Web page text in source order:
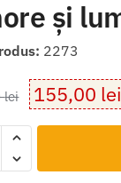
și
2273
lei Prețul
fost:
155,00 lei